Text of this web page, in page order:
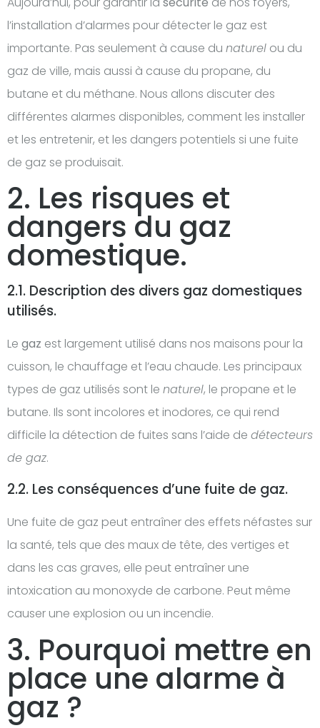
l’installation d’alarmes pour détecter le gaz est
importante. Pas seulement à cause du naturel ou du
gaz de ville, mais aussi à cause du propane, du
butane et du méthane. Nous allons discuter des
différentes alarmes disponibles, comment les installer
et les entretenir, et les dangers potentiels si une fuite
de gaz se produisait.
2. Les risques et
dangers du gaz
domestique.
2.1. Description des divers gaz domestiques
utilisés.
Le gaz est largement utilisé dans nos maisons pour la
cuisson, le chauffage et l’eau chaude. Les principaux
types de gaz utilisés sont le naturel, le propane et le
butane. Ils sont incolores et inodores, ce qui rend
difficile la détection de fuites sans l’aide de détecteurs
de gaz.
2.2. Les conséquences d’une fuite de gaz.
Une fuite de gaz peut entraîner des effets néfastes sur
la santé, tels que des maux de tête, des vertiges et
dans les cas graves, elle peut entraîner une
intoxication au monoxyde de carbone. Peut même
causer une explosion ou un incendie.
3. Pourquoi mettre en
place une alarme à
gaz ?